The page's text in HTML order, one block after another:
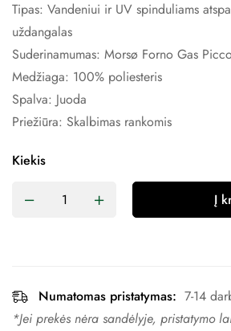
Tipas: Vandeniui ir UV spinduliams
uždangalas
Suderinamumas: Morsø Forno Gas
Medžiaga: 100% poliesteris
Spalva: Juoda
Priežiūra: Skalbimas rankomis
Kiekis
Į
Numatomas pristatymas: 7-14
*Jei prekės nėra sandėlyje, pristatymo